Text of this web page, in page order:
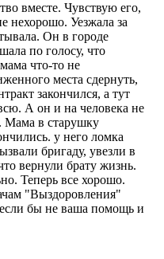
вместе. Чувствую его,
нехорошо. Уезжала за
Он в городе
по голосу, что
что-то не
места сдернуть,
закончился, а тут
А он и на человека не
Мама в старушку
у него ломка
бригаду, увезли в
вернули брату жизнь.
Теперь все хорошо.
"Выздоровления"
бы не ваша помощь и